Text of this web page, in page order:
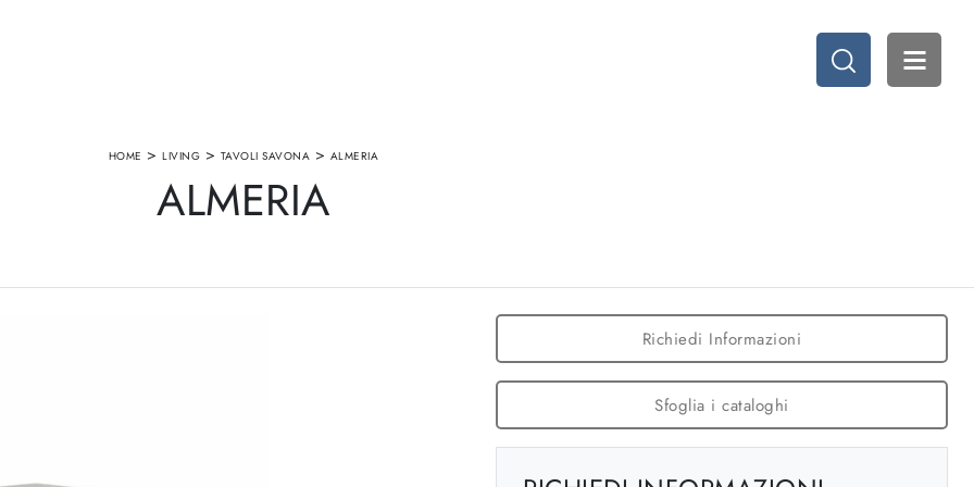
HOME >LIVING > TAVOLI SAVONA > ALMERIA
ALMERIA
Richiedi Informazioni
Sfoglia i cataloghi